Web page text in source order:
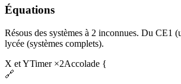
Équations
Résous des systèmes à 2 inconnues. Du CE1
lycée (systèmes complets).
X et YTimer ×2Accolade {
🔗